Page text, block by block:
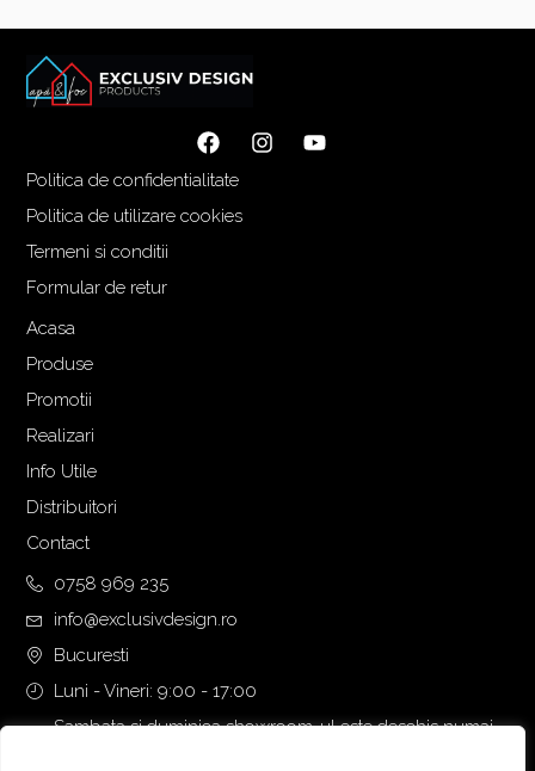
Politica de confidentialitate
Politica de utilizare cookies
Termeni si conditii
Formular de retur
Acasa
Produse
Promotii
Realizari
Info Utile
Distribuitori
Contact
0758 969 235
info@exclusivdesign.ro
Bucuresti
Luni - Vineri: 9:00 - 17:00
Sambata si duminica showroom-ul este deschis numai